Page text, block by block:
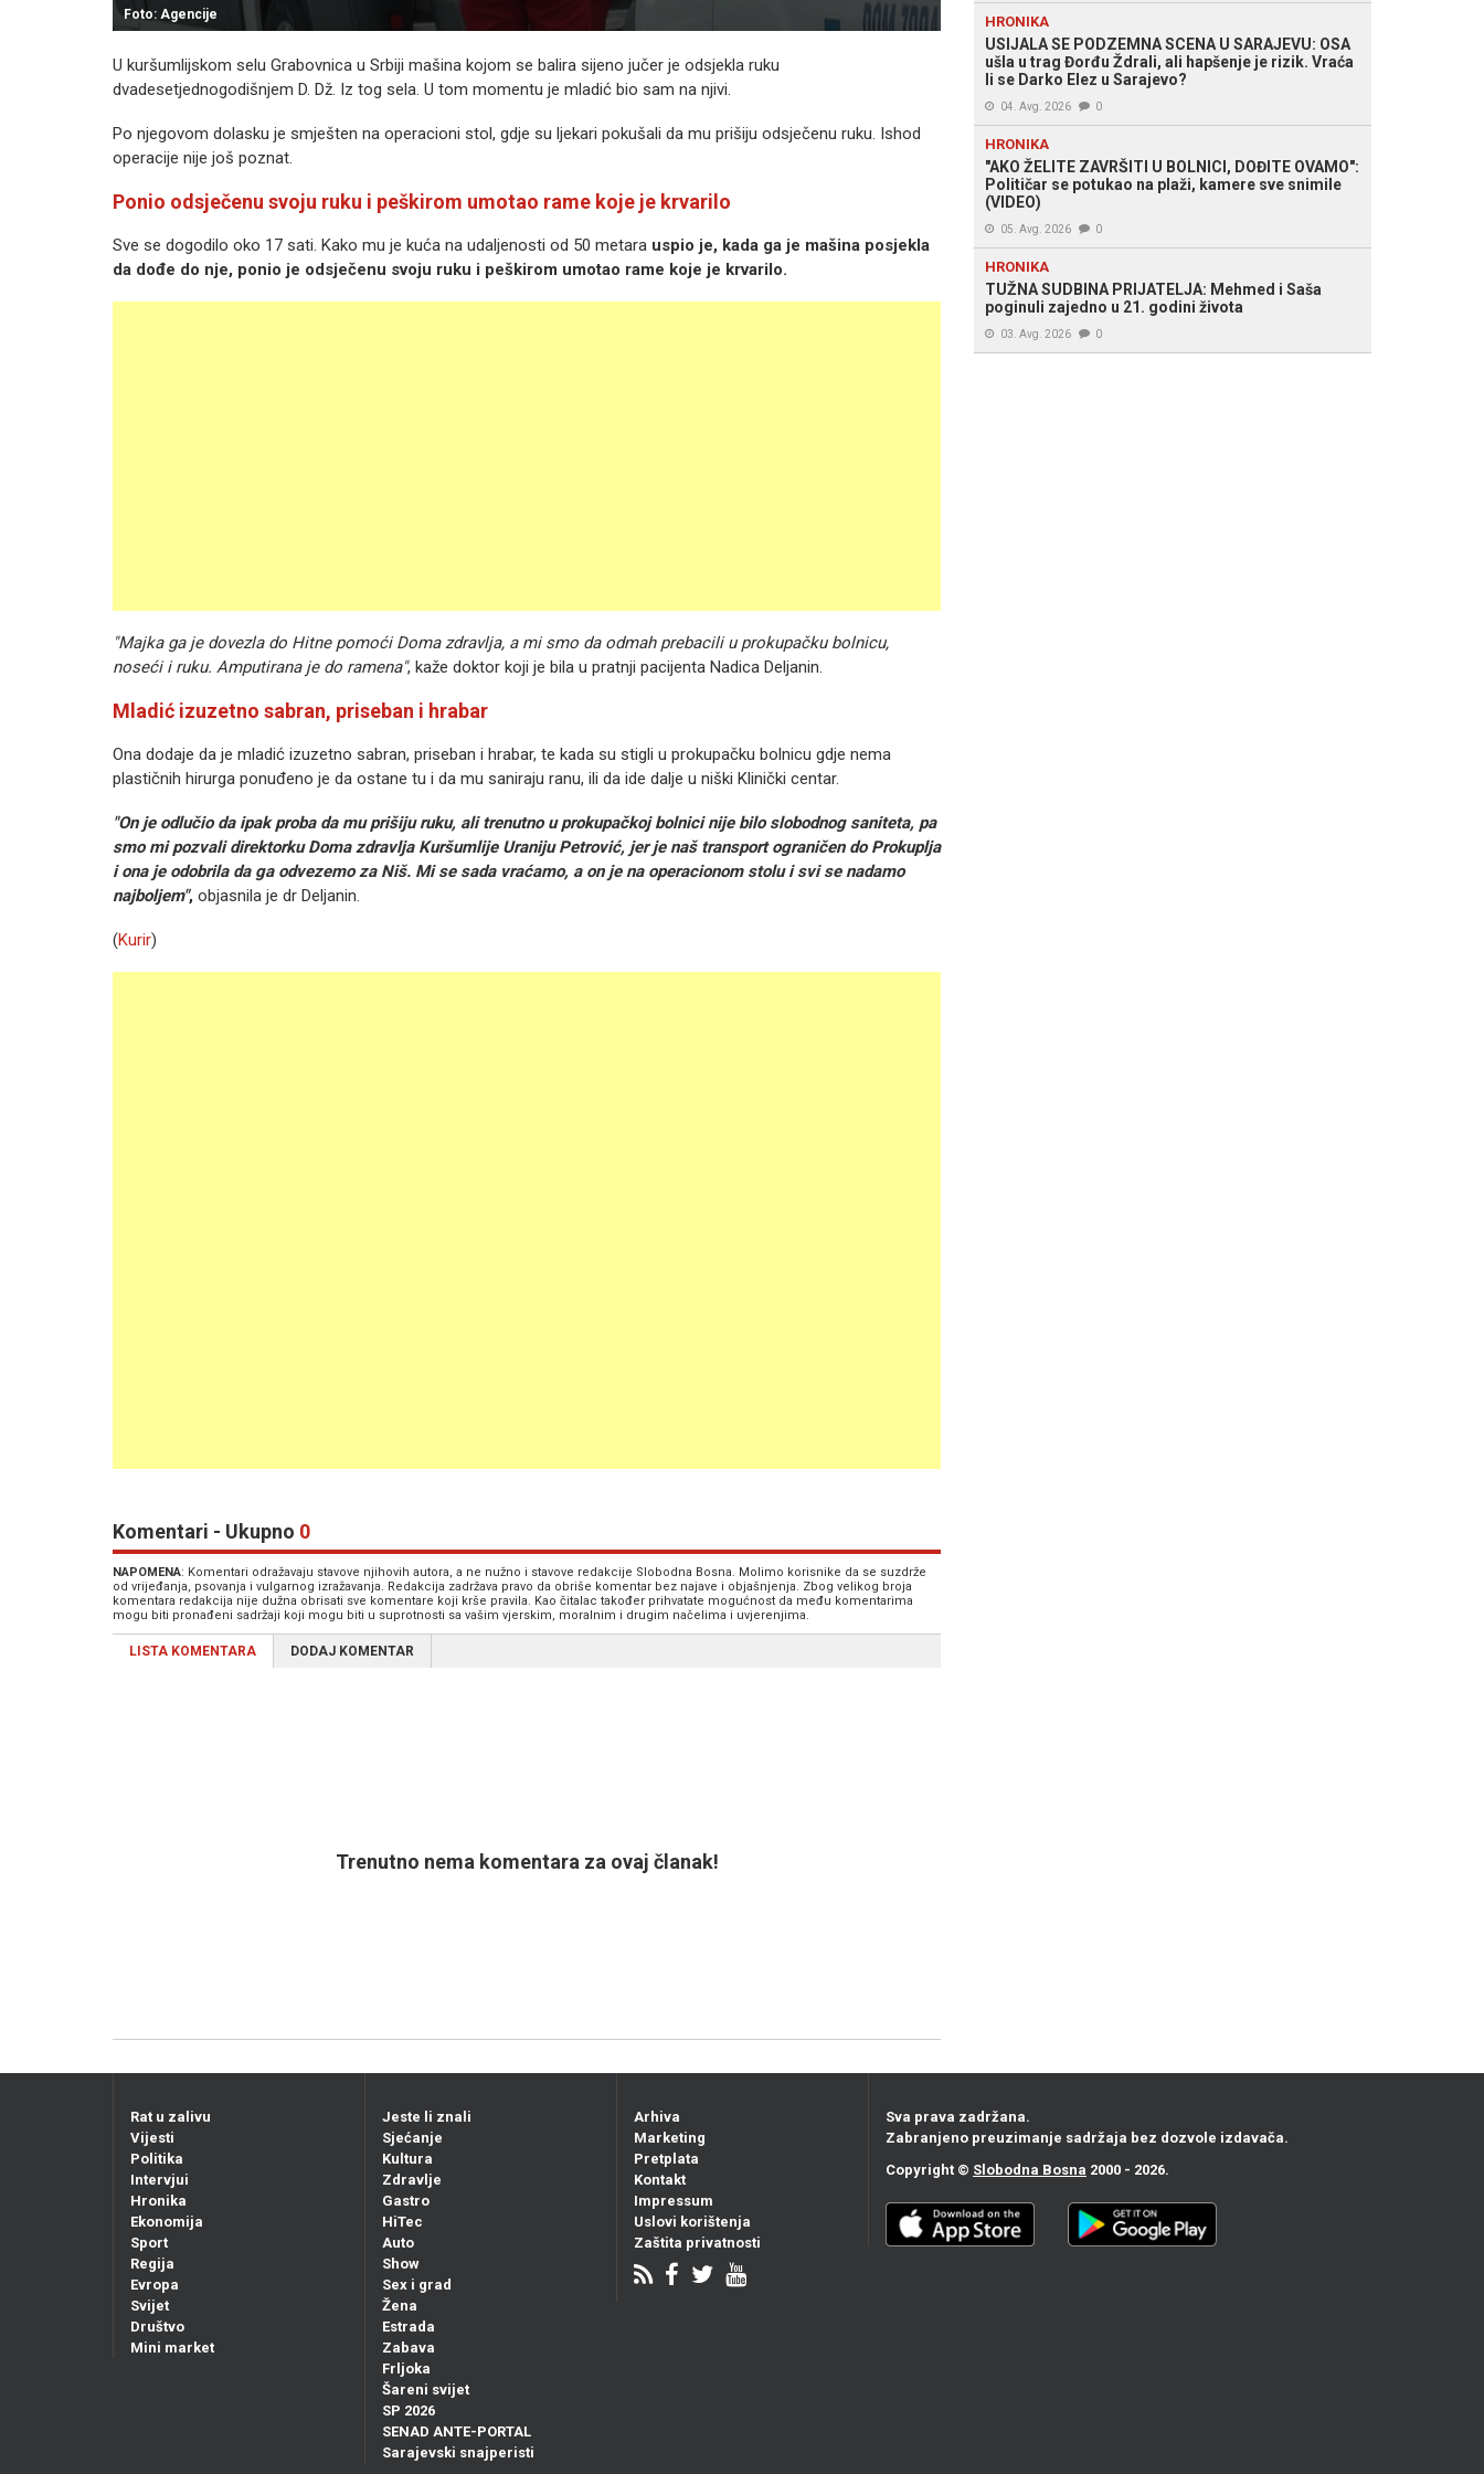
Foto: Agencije
U kuršumlijskom selu Grabovnica u Srbiji mašina kojom se balira sijeno jučer je odsjekla ruku
dvadesetjednogodišnjem D. Dž. Iz tog sela. U tom momentu je mladić bio sam na njivi.
Po njegovom dolasku je smješten na operacioni stol, gdje su ljekari pokušali da mu prišiju odsječenu ruku. Ishod
operacije nije još poznat.
Ponio odsječenu svoju ruku i peškirom umotao rame koje je krvarilo
Sve se dogodilo oko 17 sati. Kako mu je kuća na udaljenosti od 50 metara uspio je, kada ga je mašina posjekla
da dođe do nje, ponio je odsječenu svoju ruku i peškirom umotao rame koje je krvarilo.
"Majka ga je dovezla do Hitne pomoći Doma zdravlja, a mi smo da odmah prebacili u prokupačku bolnicu,
noseći i ruku. Amputirana je do ramena", kaže doktor koji je bila u pratnji pacijenta Nadica Deljanin.
Mladić izuzetno sabran, priseban i hrabar
Ona dodaje da je mladić izuzetno sabran, priseban i hrabar, te kada su stigli u prokupačku bolnicu gdje nema
plastičnih hirurga ponuđeno je da ostane tu i da mu saniraju ranu, ili da ide dalje u niški Klinički centar.
"On je odlučio da ipak proba da mu prišiju ruku, ali trenutno u prokupačkoj bolnici nije bilo slobodnog saniteta, pa
smo mi pozvali direktorku Doma zdravlja Kuršumlije Uraniju Petrović, jer je naš transport ograničen do Prokuplja
i ona je odobrila da ga odvezemo za Niš. Mi se sada vraćamo, a on je na operacionom stolu i svi se nadamo
najboljem", objasnila je dr Deljanin.
(Kurir)
Komentari - Ukupno 0
NAPOMENA: Komentari odražavaju stavove njihovih autora, a ne nužno i stavove redakcije Slobodna Bosna. Molimo korisnike da se suzdrže
od vrijeđanja, psovanja i vulgarnog izražavanja. Redakcija zadržava pravo da obriše komentar bez najave i objašnjenja. Zbog velikog broja
komentara redakcija nije dužna obrisati sve komentare koji krše pravila. Kao čitalac također prihvatate mogućnost da među komentarima
mogu biti pronađeni sadržaji koji mogu biti u suprotnosti sa vašim vjerskim, moralnim i drugim načelima i uvjerenjima.
LISTA KOMENTARA DODAJ KOMENTAR
Trenutno nema komentara za ovaj članak!
HRONIKA
USIJALA SE PODZEMNA SCENA U SARAJEVU: OSA
ušla u trag Đorđu Ždrali, ali hapšenje je rizik. Vraća
li se Darko Elez u Sarajevo?
04. Avg. 2026 0
HRONIKA
"AKO ŽELITE ZAVRŠITI U BOLNICI, DOĐITE OVAMO":
Političar se potukao na plaži, kamere sve snimile
(VIDEO)
05. Avg. 2026 0
HRONIKA
TUŽNA SUDBINA PRIJATELJA: Mehmed i Saša
poginuli zajedno u 21. godini života
03. Avg. 2026 0
Rat u zalivu
Vijesti
Politika
Intervjui
Hronika
Ekonomija
Sport
Regija
Evropa
Svijet
Društvo
Mini market
Jeste li znali
Sjećanje
Kultura
Zdravlje
Gastro
HiTec
Auto
Show
Sex i grad
Žena
Estrada
Zabava
Frljoka
Šareni svijet
SP 2026
SENAD ANTE-PORTAL
Sarajevski snajperisti
Arhiva
Marketing
Pretplata
Kontakt
Impressum
Uslovi korištenja
Zaštita privatnosti
Sva prava zadržana.
Zabranjeno preuzimanje sadržaja bez dozvole izdavača.
Copyright © Slobodna Bosna 2000 - 2026.